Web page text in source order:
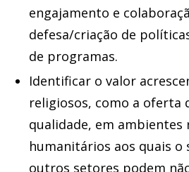
engajamento e
defesa/criação de
de programas.
Identificar o valor
religiosos, como a oferta
qualidade, em ambientes
humanitários aos quais
outros setores podem